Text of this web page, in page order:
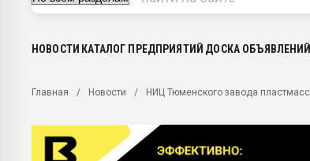
29.07.2026 ФРП помог "Ижевскому
Вакуум-формовочные машины:
28.07.2026 Автоматизация выходит на
первый план в переработке
НОВОСТИ КАТАЛОГ ПРЕДПРИЯТИЙ ДОСКА ОБЪЯВЛЕНИЙ
Главная Новости НИЦ Тюменского завода